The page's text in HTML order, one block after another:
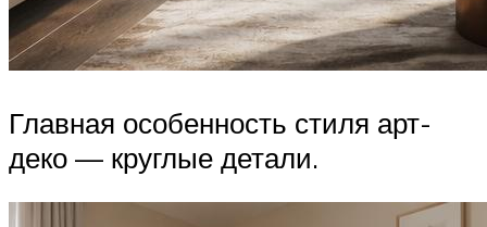
Главная особенность стиля арт-
деко — круглые детали.